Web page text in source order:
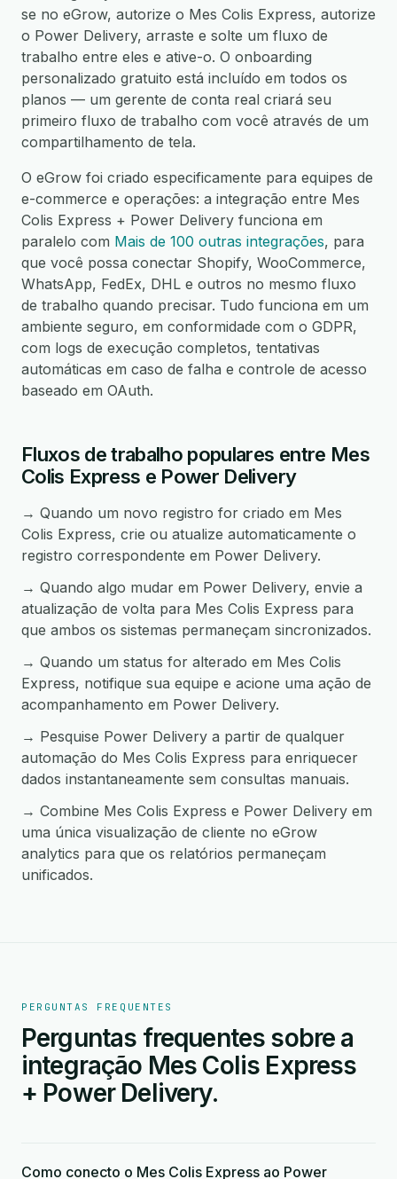
se no eGrow, autorize o Mes Colis Express, autorize
o Power Delivery, arraste e solte um fluxo de
trabalho entre eles e ative-o. O onboarding
personalizado gratuito está incluído em todos os
planos — um gerente de conta real criará seu
primeiro fluxo de trabalho com você através de um
compartilhamento de tela.
O eGrow foi criado especificamente para equipes de
e-commerce e operações: a integração entre Mes
Colis Express + Power Delivery funciona em
paralelo com Mais de 100 outras integrações, para
que você possa conectar Shopify, WooCommerce,
WhatsApp, FedEx, DHL e outros no mesmo fluxo
de trabalho quando precisar. Tudo funciona em um
ambiente seguro, em conformidade com o GDPR,
com logs de execução completos, tentativas
automáticas em caso de falha e controle de acesso
baseado em OAuth.
Fluxos de trabalho populares entre Mes
Colis Express e Power Delivery
→ Quando um novo registro for criado em Mes
Colis Express, crie ou atualize automaticamente o
registro correspondente em Power Delivery.
→ Quando algo mudar em Power Delivery, envie a
atualização de volta para Mes Colis Express para
que ambos os sistemas permaneçam sincronizados.
→ Quando um status for alterado em Mes Colis
Express, notifique sua equipe e acione uma ação de
acompanhamento em Power Delivery.
→ Pesquise Power Delivery a partir de qualquer
automação do Mes Colis Express para enriquecer
dados instantaneamente sem consultas manuais.
→ Combine Mes Colis Express e Power Delivery em
uma única visualização de cliente no eGrow
analytics para que os relatórios permaneçam
unificados.
PERGUNTAS FREQUENTES
Perguntas frequentes sobre a
integração Mes Colis Express
+ Power Delivery.
Como conecto o Mes Colis Express ao Power